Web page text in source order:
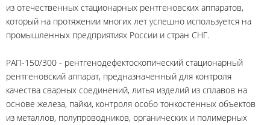
из отечественных стационарных рентгеновских аппаратов,
который на протяжении многих лет успешно используется на
промышленных предприятиях России и стран СНГ.
РАП-150/300 - рентгенодефектоскопический стационарный
рентгеновский аппарат, предназначенный для контроля
качества сварных соединений, литья изделий из сплавов на
основе железа, пайки, контроля особо тонкостенных объектов
из металлов, полупроводников, органических и полимерных